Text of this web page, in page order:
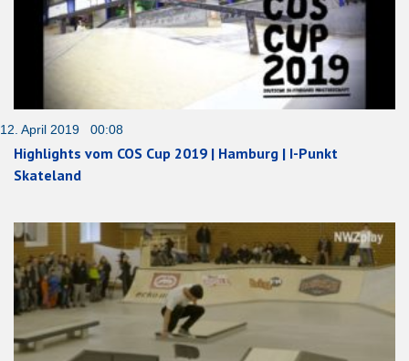
12. April 2019 00:08
Highlights vom COS Cup 2019 | Hamburg | I-Punkt
Skateland